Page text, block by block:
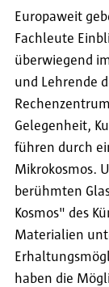
Europaweit
Fachleute
überwiegend
und Lehrende
Gelegenheit,
führen durch
Mikrokosmos.
berühmten
Kosmos" des
Materialien
haben die